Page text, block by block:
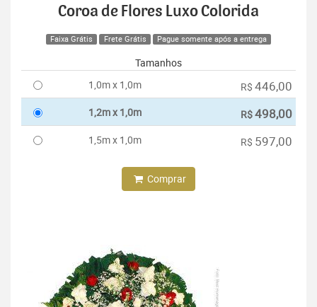
Coroa de Flores Luxo Colorida
Faixa Grátis Frete Grátis Pague somente após a entrega
Tamanhos
1,0m x 1,0m
R$ 446,00
1,2m x 1,0m R$498,00
1,5m x 1,0m R$ 597,00
Comprar